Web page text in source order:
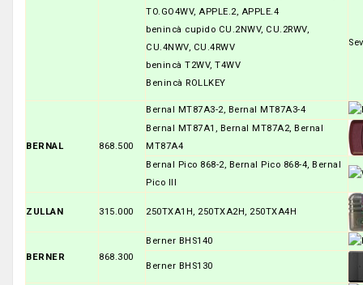
TO.GO4WV, APPLE.2, APPLE.4
benincà cupido CU.2NWV, CU.2RWV,
CU.4NWV, CU.4RWV
benincà T2WV, T4WV
Benincà ROLLKEY
BERNAL 868.500
Bernal MT87A3-2, Bernal MT87A3-4
Bernal MT87A1, Bernal MT87A2, Bernal
MT87A4
Bernal Pico 868-2, Bernal Pico 868-4, Bernal
Pico III
ZULLAN 315.000 250TXA1H, 250TXA2H, 250TXA4H
BERNER 868.300
Berner BHS140
Berner BHS130